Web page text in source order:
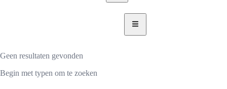
Geen resultaten gevonden
Begin met typen om te zoeken